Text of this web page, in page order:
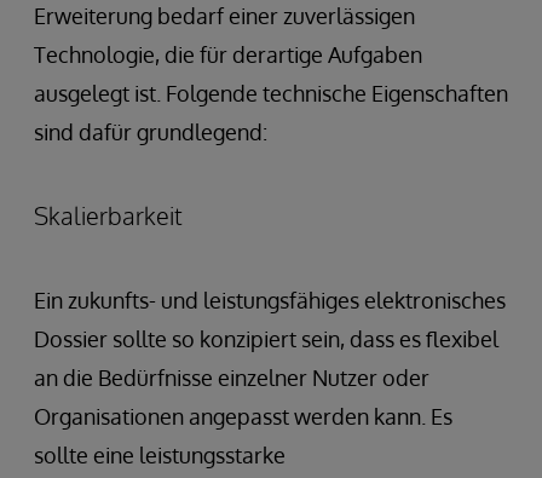
Erweiterung bedarf einer zuverlässigen
Technologie, die für derartige Aufgaben
ausgelegt ist. Folgende technische Eigenschaften
sind dafür grundlegend:
Skalierbarkeit
Ein zukunfts- und leistungsfähiges elektronisches
Dossier sollte so konzipiert sein, dass es flexibel
an die Bedürfnisse einzelner Nutzer oder
Organisationen angepasst werden kann. Es
sollte eine leistungsstarke